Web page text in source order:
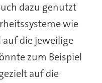
dazu genutzt
wie
die jeweilige
zum Beispiel
auf die